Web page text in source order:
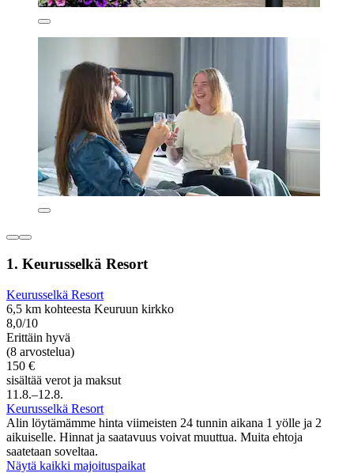
1. Keurusselkä Resort
Keurusselkä Resort
6,5 km kohteesta Keuruun kirkko
8,0/10
Erittäin hyvä
(8 arvostelua)
150 €
sisältää verot ja maksut
11.8.–12.8.
Keurusselkä Resort
Alin löytämämme hinta viimeisten 24 tunnin aikana 1 yölle ja 2
aikuiselle. Hinnat ja saatavuus voivat muuttua. Muita ehtoja
saatetaan soveltaa.
Näytä kaikki majoituspaikat